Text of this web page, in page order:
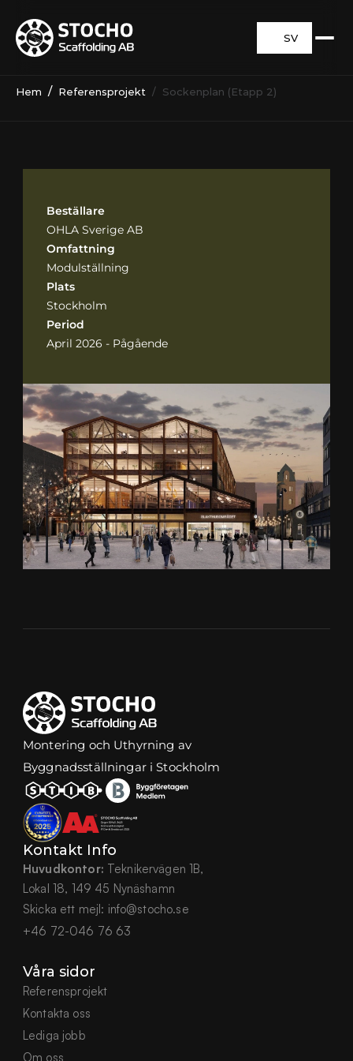
SV
Hem
  /
Referensprojekt
  /  Sockenplan (Etapp 2)
Beställare
OHLA Sverige AB
Omfattning
Modulställning
Plats
Stockholm
Period
April 2026 - Pågående
Montering och Uthyrning av
Byggnadsställningar i Stockholm
Kontakt Info
Huvudkontor: Teknikervägen 1B,
Lokal 18, 149 45 Nynäshamn
Skicka ett mejl: info@stocho.se
+46 72-046 76 63
Våra sidor
Referensprojekt
Kontakta oss
Lediga jobb
Om oss